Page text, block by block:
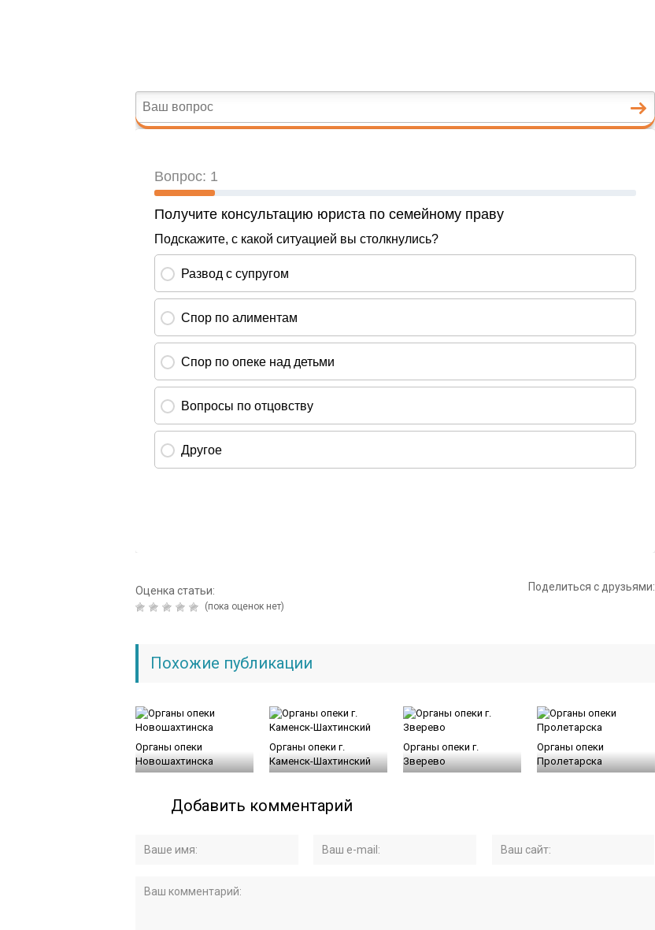
Оценка статьи:
(пока оценок нет)
Поделиться с друзьями:
Похожие публикации
Органы опеки
Новошахтинска
Органы опеки г.
Каменск-Шахтинский
Органы опеки г.
Зверево
Органы опеки
Пролетарска
Добавить комментарий